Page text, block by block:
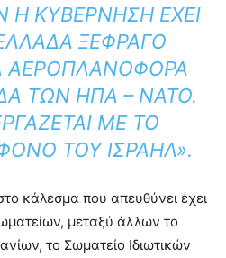
Η ΚΥΒΈΡΝΗΣΗ ΈΧΕΙ
ΞΈΦΡΑΓΟ
ΑΕΡΟΠΛΑΝΟΦΌΡΑ
ΤΩΝ ΗΠΑ – ΝΑΤΟ.
ΜΕ ΤΟ
ΤΟΥ ΙΣΡΑΉΛ».
κάλεσμα που απευθύνει έχει
μεταξύ άλλων το
το Σωματείο Ιδιωτικών